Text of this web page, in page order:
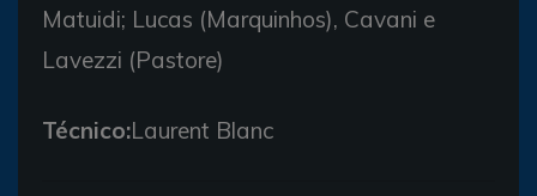
Matuidi; Lucas (Marquinhos), Cavani e
Lavezzi (Pastore)
Técnico:Laurent Blanc